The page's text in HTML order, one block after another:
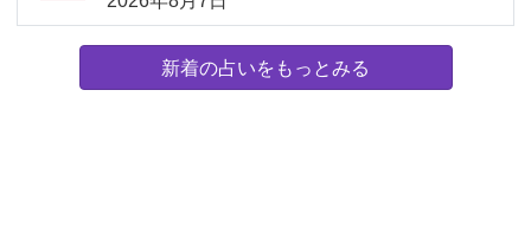
新着の占いをもっとみる